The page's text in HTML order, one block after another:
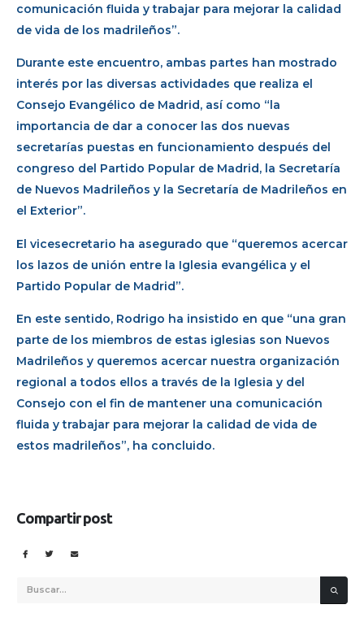
comunicación fluida y trabajar para mejorar la calidad
de vida de los madrileños”.
Durante este encuentro, ambas partes han mostrado
interés por las diversas actividades que realiza el
Consejo Evangélico de Madrid, así como “la
importancia de dar a conocer las dos nuevas
secretarías puestas en funcionamiento después del
congreso del Partido Popular de Madrid, la Secretaría
de Nuevos Madrileños y la Secretaría de Madrileños en
el Exterior”.
El vicesecretario ha asegurado que “queremos acercar
los lazos de unión entre la Iglesia evangélica y el
Partido Popular de Madrid”.
En este sentido, Rodrigo ha insistido en que “una gran
parte de los miembros de estas iglesias son Nuevos
Madrileños y queremos acercar nuestra organización
regional a todos ellos a través de la Iglesia y del
Consejo con el fin de mantener una comunicación
fluida y trabajar para mejorar la calidad de vida de
estos madrileños”, ha concluido.
Compartir post